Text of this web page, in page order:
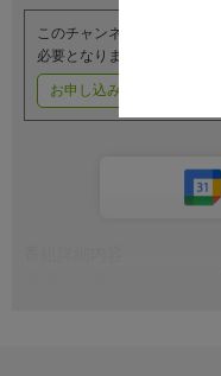
このチャンネルのご視聴に
必要となります。
お申し込みはこちら